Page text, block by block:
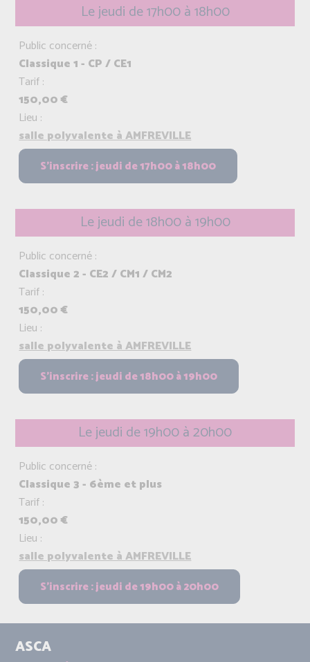
Le jeudi de 17h00 à 18h00
Public concerné :
Classique 1 - CP / CE1
Tarif :
150,00 €
Lieu :
salle polyvalente à AMFREVILLE
Le jeudi de 18h00 à 19h00
Public concerné :
Classique 2 - CE2 / CM1 / CM2
Tarif :
150,00 €
Lieu :
salle polyvalente à AMFREVILLE
Le jeudi de 19h00 à 20h00
Public concerné :
Classique 3 - 6ème et plus
Tarif :
150,00 €
Lieu :
salle polyvalente à AMFREVILLE
ASCA